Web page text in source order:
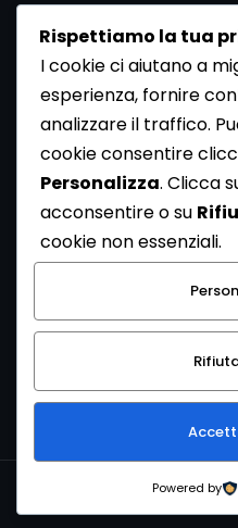
Newsletter
Se vuoi ricevere la Rivista
dalla Redazione di
Newsletter [Clicca Qui]
Con l'invio del messaggio
l’informativa sulla privacy e
dei propri dati personali.
Copyright © 1999-2026
Rispettiamo la tua
I cookie ci aiutano a
esperienza, fornire
analizzare il traffico.
cookie consentire
Personalizza. Clicca
acconsentire o su
cookie non essenziali.
Powered by